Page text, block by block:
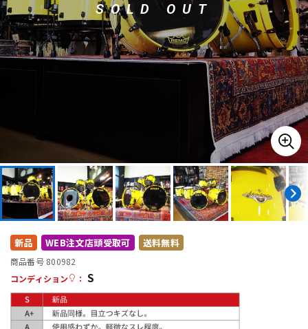
管楽器 その他楽器
エフェクター
DJ機器 DTM
DTM オンライン納品 レコーディング機器
配信/ライブ機器
SOLD OUT
新品 WEB注文店頭受取可 送料無料
商品番号 800982
コンディション
： S